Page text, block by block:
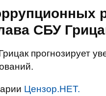
СБУ
прогнозирует
Цензор.НЕТ.